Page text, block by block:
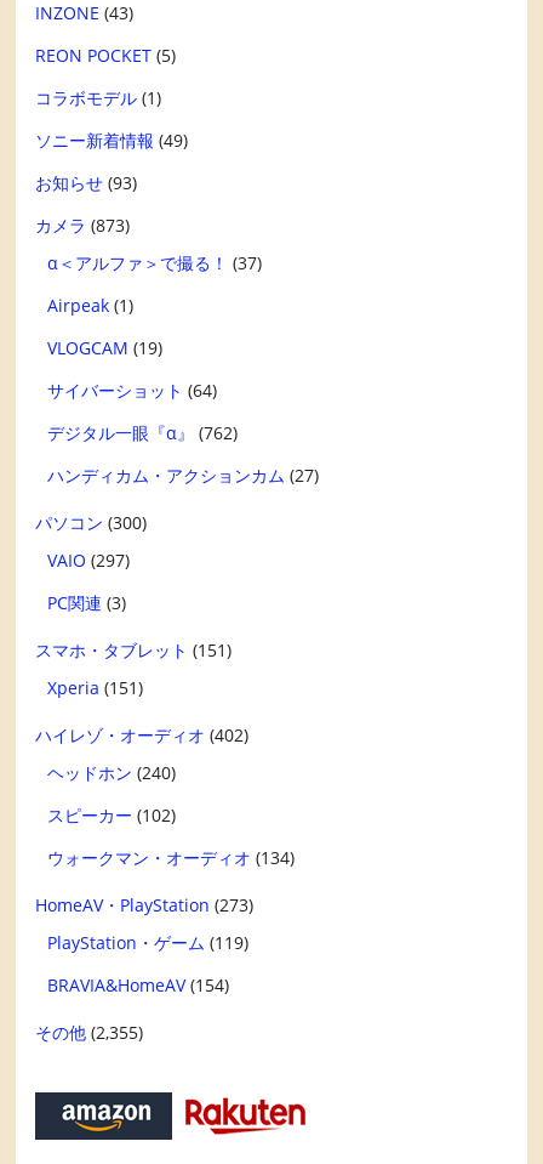
INZONE (43)
REON POCKET (5)
コラボモデル (1)
ソニー新着情報 (49)
お知らせ (93)
カメラ (873)
α＜アルファ＞で撮る！ (37)
Airpeak (1)
VLOGCAM (19)
サイバーショット (64)
デジタル一眼『α』
(762)
ハンディカム・アクションカム (27)
パソコン (300)
VAIO (297)
PC関連 (3)
スマホ・タブレット (151)
Xperia (151)
ハイレゾ・オーディオ (402)
ヘッドホン (240)
スピーカー (102)
ウォークマン・オーディオ (134)
HomeAV・PlayStation (273)
PlayStation・ゲーム (119)
BRAVIA&HomeAV(154)
その他 (2,355)